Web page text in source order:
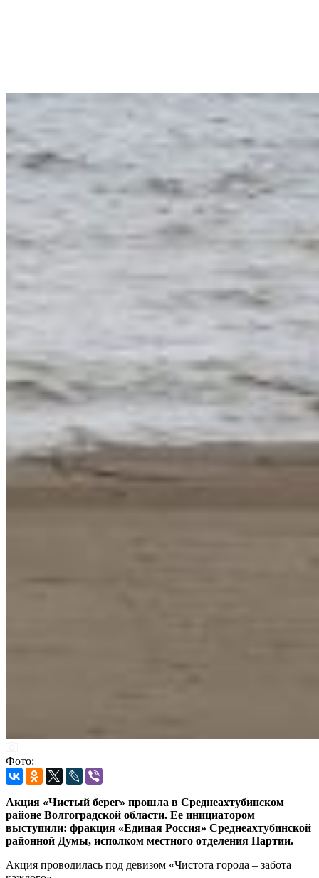
Фото:
Акция «Чистый берег» прошла в Среднеахтубинском
районе Волгоградской области. Ее инициатором
выступили: фракция «Единая Россия» Среднеахтубинской
районной Думы, исполком местного отделения Партии.
Акция проводилась под девизом «Чистота города – забота